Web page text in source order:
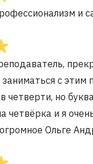
и
заниматься с этим
четверти, но
четвёрка и я
Ольге